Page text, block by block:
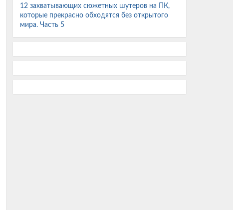
12 захватывающих сюжетных шутеров на ПК,
которые прекрасно обходятся без открытого
мира. Часть 5